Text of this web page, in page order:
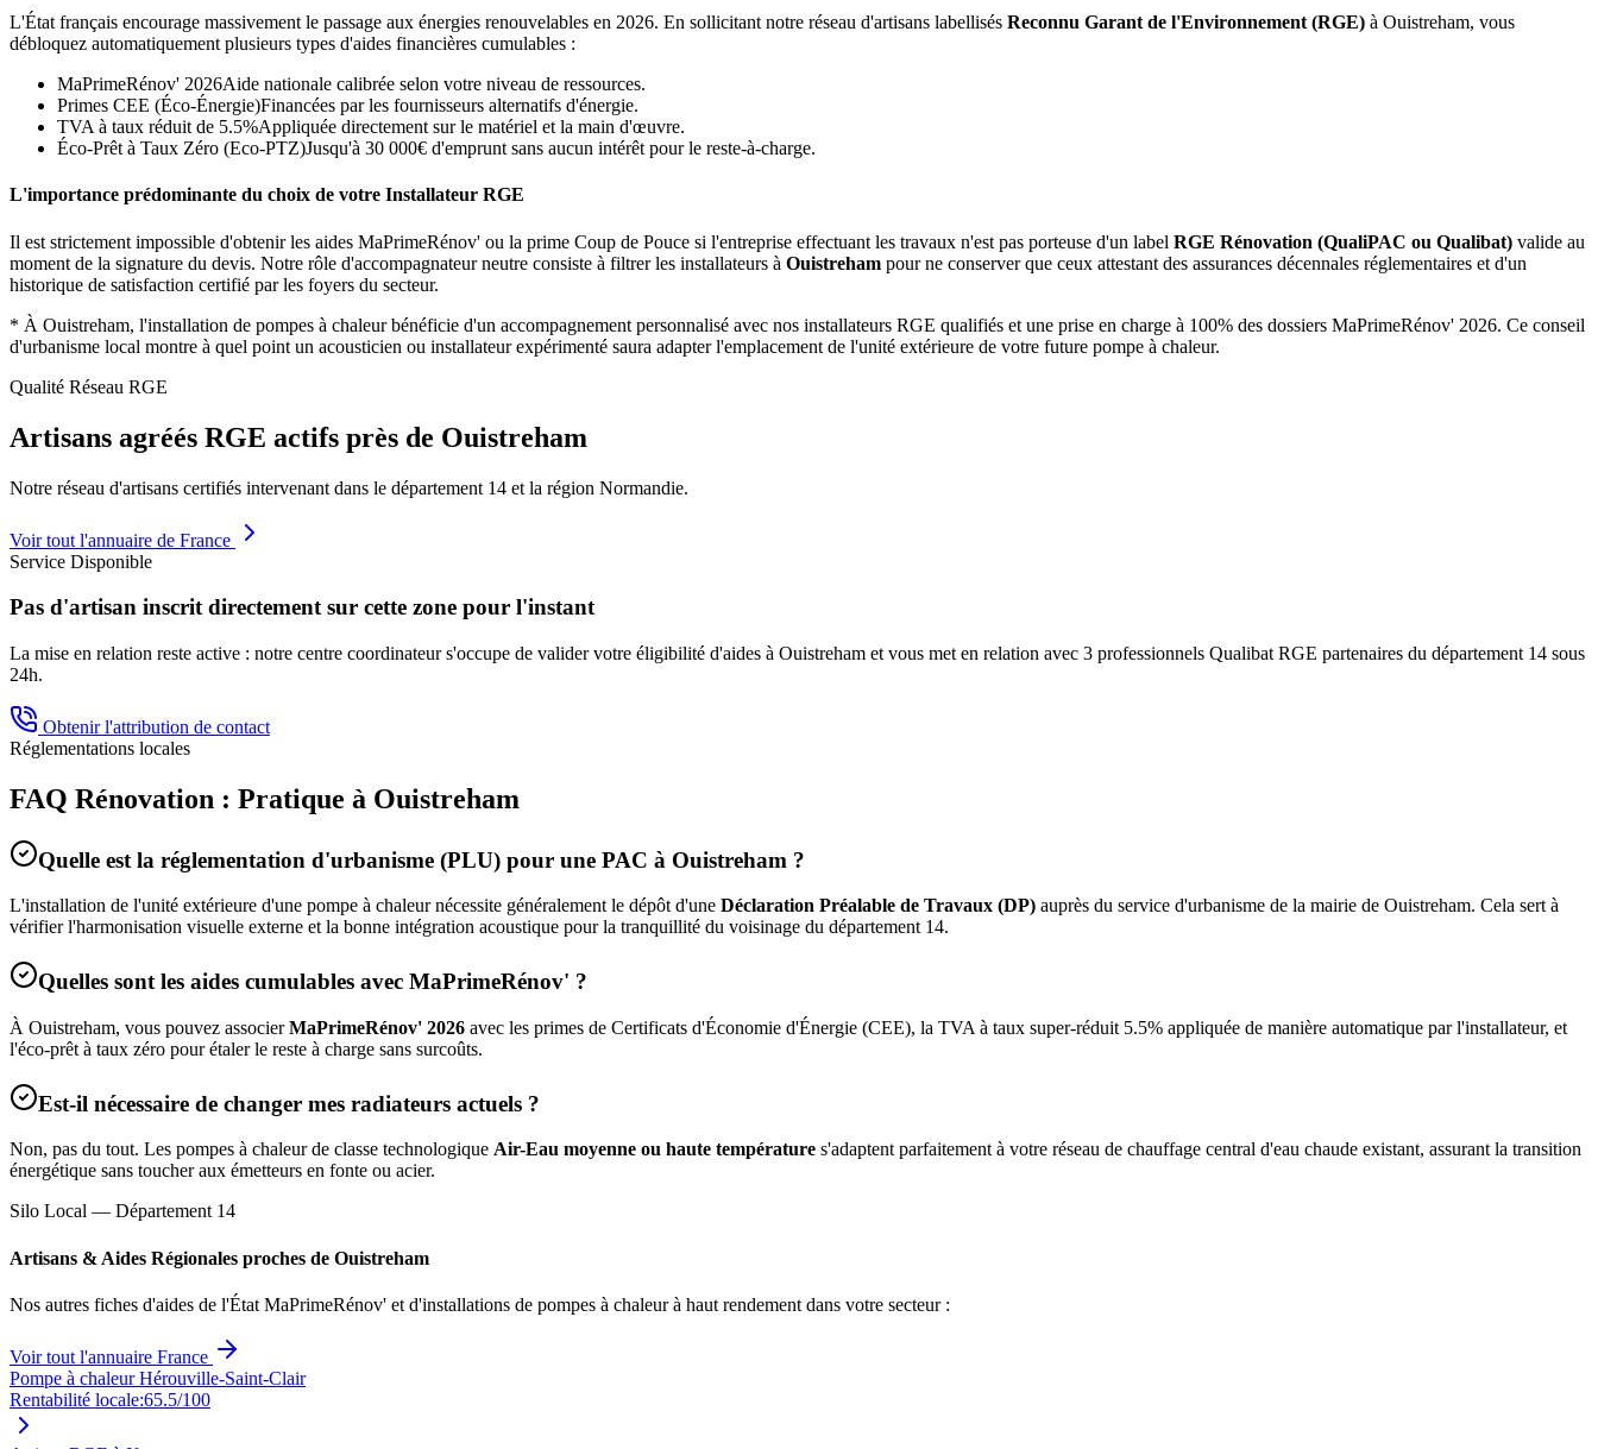
L'État français encourage massivement le passage aux énergies renouvelables en 2026. En sollicitant notre réseau d'artisans labellisés Reconnu Garant de l'Environnement (RGE) à Ouistreham, vous
débloquez automatiquement plusieurs types d'aides financières cumulables :
MaPrimeRénov' 2026Aide nationale calibrée selon votre niveau de ressources.
Primes CEE (Éco-Énergie)Financées par les fournisseurs alternatifs d'énergie.
TVA à taux réduit de 5.5%Appliquée directement sur le matériel et la main d'œuvre.
Éco-Prêt à Taux Zéro (Eco-PTZ)Jusqu'à 30 000€ d'emprunt sans aucun intérêt pour le reste-à-charge.
L'importance prédominante du choix de votre Installateur RGE
Il est strictement impossible d'obtenir les aides MaPrimeRénov' ou la prime Coup de Pouce si l'entreprise effectuant les travaux n'est pas porteuse d'un label RGE Rénovation (QualiPAC ou Qualibat) valide au
moment de la signature du devis. Notre rôle d'accompagnateur neutre consiste à filtrer les installateurs à Ouistreham pour ne conserver que ceux attestant des assurances décennales réglementaires et d'un
historique de satisfaction certifié par les foyers du secteur.
* À Ouistreham, l'installation de pompes à chaleur bénéficie d'un accompagnement personnalisé avec nos installateurs RGE qualifiés et une prise en charge à 100% des dossiers MaPrimeRénov' 2026. Ce conseil
d'urbanisme local montre à quel point un acousticien ou installateur expérimenté saura adapter l'emplacement de l'unité extérieure de votre future pompe à chaleur.
Qualité Réseau RGE
Artisans agréés RGE actifs près de Ouistreham
Notre réseau d'artisans certifiés intervenant dans le département 14 et la région Normandie.
Voir tout l'annuaire de France
Service Disponible
Pas d'artisan inscrit directement sur cette zone pour l'instant
La mise en relation reste active : notre centre coordinateur s'occupe de valider votre éligibilité d'aides à Ouistreham et vous met en relation avec 3 professionnels Qualibat RGE partenaires du département 14 sous
24h.
Obtenir l'attribution de contact
Réglementations locales
FAQ Rénovation : Pratique à Ouistreham
Quelle est la réglementation d'urbanisme (PLU) pour une PAC à Ouistreham ?
L'installation de l'unité extérieure d'une pompe à chaleur nécessite généralement le dépôt d'une Déclaration Préalable de Travaux (DP) auprès du service d'urbanisme de la mairie de Ouistreham. Cela sert à
vérifier l'harmonisation visuelle externe et la bonne intégration acoustique pour la tranquillité du voisinage du département 14.
Quelles sont les aides cumulables avec MaPrimeRénov' ?
À Ouistreham, vous pouvez associerMaPrimeRénov' 2026 avec les primes de Certificats d'Économie d'Énergie (CEE), la TVA à taux super-réduit 5.5% appliquée de manière automatique par l'installateur, et
l'éco-prêt à taux zéro pour étaler le reste à charge sans surcoûts.
Est-il nécessaire de changer mes radiateurs actuels ?
Non, pas du tout. Les pompes à chaleur de classe technologique Air-Eau moyenne ou haute température s'adaptent parfaitement à votre réseau de chauffage central d'eau chaude existant, assurant la transition
énergétique sans toucher aux émetteurs en fonte ou acier.
Silo Local — Département 14
Artisans & Aides Régionales proches de Ouistreham
Nos autres fiches d'aides de l'État MaPrimeRénov' et d'installations de pompes à chaleur à haut rendement dans votre secteur :
Voir tout l'annuaire France
Pompe à chaleur Hérouville-Saint-Clair
Rentabilité locale:65.5/100